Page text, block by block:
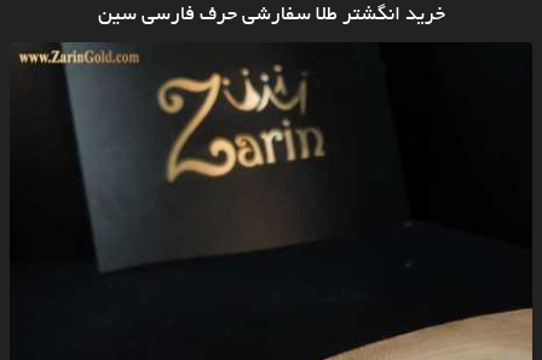
خرید انگشتر طلا سفارشی حرف فارسی سین